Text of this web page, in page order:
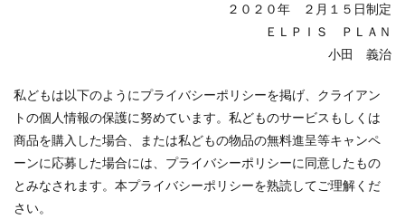
２０２０年 ２月１５日制定
ＥＬＰＩＳ ＰＬＡＮ
小田 義治
私どもは以下のようにプライバシーポリシーを掲げ、クライアン
トの個人情報の保護に努めています。私どものサービスもしくは
商品を購入した場合、または私どもの物品の無料進呈等キャンペ
ーンに応募した場合には、プライバシーポリシーに同意したもの
とみなされます。本プライバシーポリシーを熟読してご理解くだ
さい。